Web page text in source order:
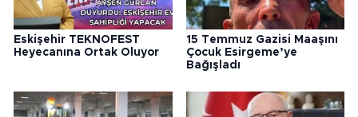
Eskişehir TEKNOFEST
Heyecanına Ortak Oluyor
15 Temmuz Gazisi Maaşını
Çocuk Esirgeme’ye
Bağışladı